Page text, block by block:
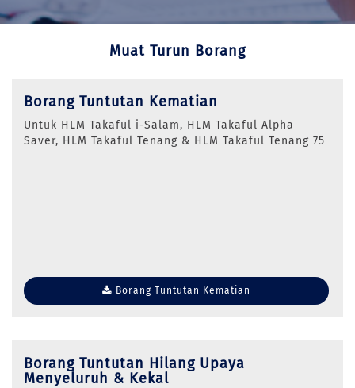
Muat Turun Borang
Borang Tuntutan Kematian
Untuk HLM Takaful i-Salam, HLM Takaful Alpha
Saver, HLM Takaful Tenang & HLM Takaful Tenang 75
Borang Tuntutan Kematian
Borang Tuntutan Hilang Upaya
Menyeluruh & Kekal